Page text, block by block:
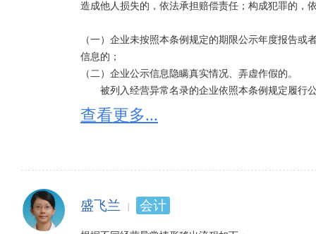
造成他人损失的，依法承担赔偿责任；构成犯罪的，
（一）企业未按照本条例规定的期限公示年度报告
信息的；
（二）企业公示信息隐瞒真实情况、弄虚作假的。
被列入经营异常名录的企业依照本条例规定履行
异常名录；满3年未依照本条例规定履行公示义务的
市人民政府工商行政管理部门列入严重违法企业名单
被列入经营异常名录有什么后果：
查看更多...
盛飞兰 会计